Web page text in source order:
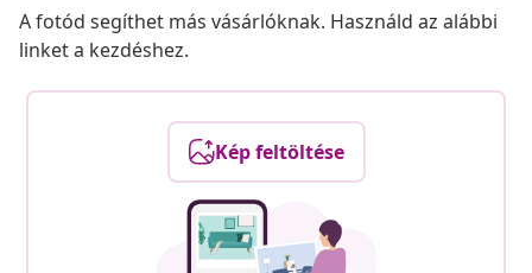
A fotód segíthet más vásárlóknak. Használd az alábbi
linket a kezdéshez.
Kép feltöltése